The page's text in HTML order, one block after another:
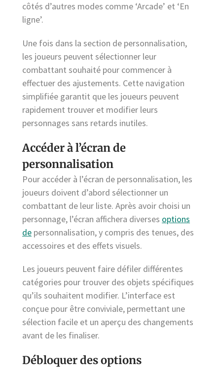
côtés d’autres modes comme ‘Arcade’ et ‘En
ligne’.
Une fois dans la section de personnalisation,
les joueurs peuvent sélectionner leur
combattant souhaité pour commencer à
effectuer des ajustements. Cette navigation
simplifiée garantit que les joueurs peuvent
rapidement trouver et modifier leurs
personnages sans retards inutiles.
Accéder à l’écran de
personnalisation
Pour accéder à l’écran de personnalisation, les
joueurs doivent d’abord sélectionner un
combattant de leur liste. Après avoir choisi un
personnage, l’écran affichera diverses options
de personnalisation, y compris des tenues, des
accessoires et des effets visuels.
Les joueurs peuvent faire défiler différentes
catégories pour trouver des objets spécifiques
qu’ils souhaitent modifier. L’interface est
conçue pour être conviviale, permettant une
sélection facile et un aperçu des changements
avant de les finaliser.
Débloquer des options